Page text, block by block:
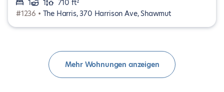
1 1
710 ft²
#1236 • The Harris, 370 Harrison Ave, Shawmut
Mehr Wohnungen anzeigen